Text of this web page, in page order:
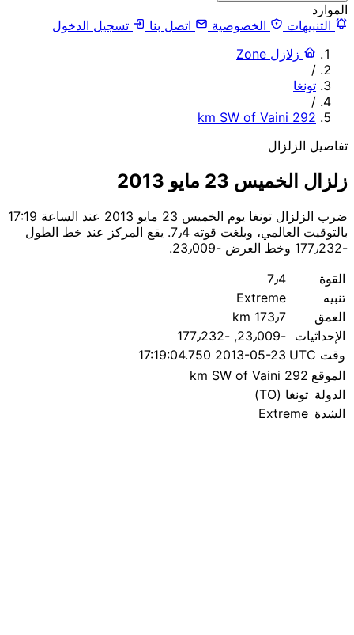
الموارد
التنبيهات
الخصوصية اتصل بنا
تسجيل الدخول
زلازل Zone
/
تونغا
/
292 km SW of Vaini
تفاصيل الزلزال
زلزال الخميس 23 مايو 2013
ضرب الزلزال تونغا يوم الخميس 23 مايو 2013 عند الساعة 17:19
بالتوقيت العالمي، وبلغت قوته 7٫4. يقع المركز عند خط الطول
؜-177٫232 وخط العرض ؜-23٫009.
القوة
7٫4
تنبيه
Extreme
العمق
173٫7 km
الإحداثيات ؜-23٫009, ؜-177٫232
وقت UTC
2013-05-23 17:19:04.750
الموقع 292 km SW of Vaini
الدولة تونغا (TO)
الشدة Extreme